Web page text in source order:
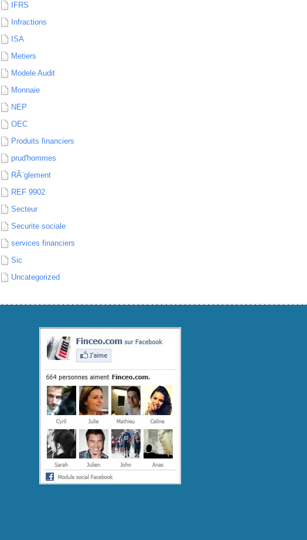
IFRS
Infractions
ISA
Metiers
Modele Audit
Monnaie
NEP
OEC
Produits financiers
prud'hommes
RÃ¨glement
REF 9902
Secteur
Securite sociale
services financiers
Sic
Uncategorized